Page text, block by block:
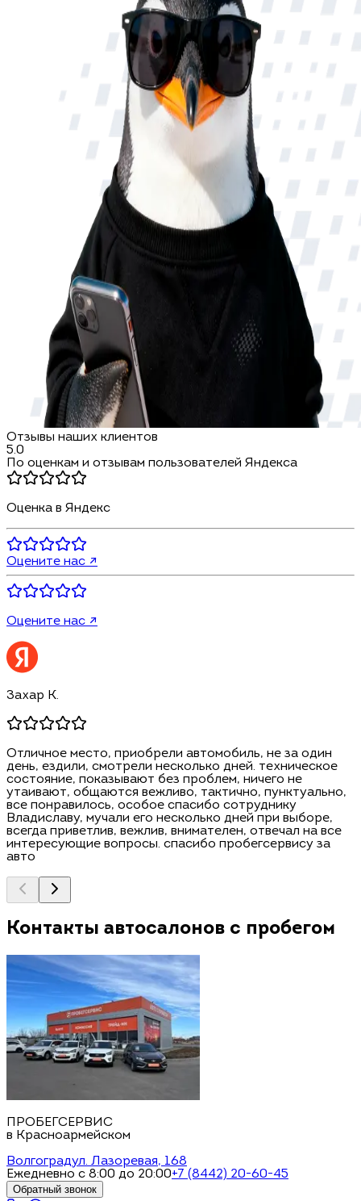
Отзывы наших клиентов
5.0
По оценкам и отзывам пользователей Яндекса
Оценка в Яндекс
Оцените нас ↗
Оцените нас ↗
Захар К.
Отличное место, приобрели автомобиль, не за один
день, ездили, смотрели несколько дней. техническое
состояние, показывают без проблем, ничего не
утаивают, общаются вежливо, тактично, пунктуально,
все понравилось, особое спасибо сотруднику
Владиславу, мучали его несколько дней при выборе,
всегда приветлив, вежлив, внимателен, отвечал на все
интересующие вопросы. спасибо пробегсервису за
авто
Контакты автосалонов с пробегом
ПРОБЕГСЕРВИС
в Красноармейском
Волгоградул. Лазоревая, 168
Ежедневно с 8:00 до 20:00+7 (8442) 20-60-45
Обратный звонок